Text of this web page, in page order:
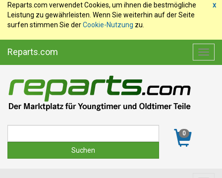
x
Reparts.com verwendet Cookies, um ihnen die bestmögliche
Leistung zu gewährleisten. Wenn Sie weiterhin auf der Seite
surfen stimmen Sie derCookie-Nutzung zu.
Reparts.com
0